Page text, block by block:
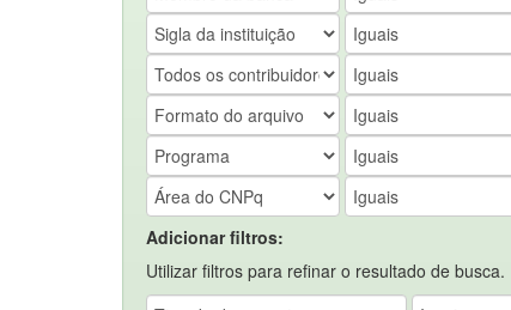
Adicionar filtros:
Utilizar filtros para refinar o resultado de busca.